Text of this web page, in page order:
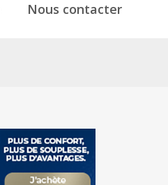
Nous contacter